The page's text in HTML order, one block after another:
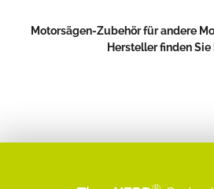
Motorsägen-Zubehör für andere
Hersteller finden Sie